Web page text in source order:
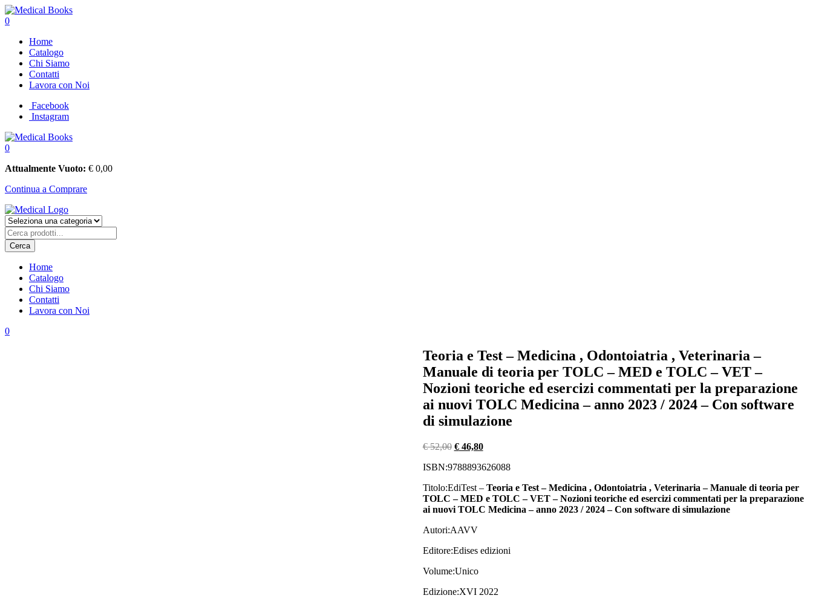
0
Home
Catalogo
Chi Siamo
Contatti
Lavora con Noi
Facebook
Instagram
0
Attualmente Vuoto: € 0,00
Continua a Comprare
Cerca
Home
Catalogo
Chi Siamo
Contatti
Lavora con Noi
0
Teoria e Test – Medicina , Odontoiatria , Veterinaria –
Manuale di teoria per TOLC – MED e TOLC – VET –
Nozioni teoriche ed esercizi commentati per la preparazione
ai nuovi TOLC Medicina – anno 2023 / 2024 – Con software
di simulazione
Navigazione
articoli
€52,00 Il
originale
€ 52,00.
€46,80Il
attuale
€ 46,80.
ISBN:9788893626088
Titolo:EdiTest – Teoria e Test – Medicina , Odontoiatria , Veterinaria – Manuale di teoria per
TOLC – MED e TOLC – VET – Nozioni teoriche ed esercizi commentati per la preparazione
ai nuovi TOLC Medicina – anno 2023 / 2024 – Con software di simulazione
Autori:AAVV
Editore:Edises edizioni
Volume:Unico
Edizione:XVI 2022